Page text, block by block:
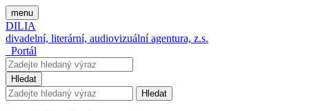
menu
DILIA
divadelní, literární, audiovizuální agentura, z.s.
Portál
Hledat
Hledat